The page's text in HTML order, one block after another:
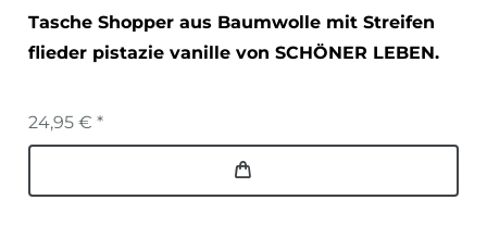
Tasche Shopper aus Baumwolle mit Streifen
flieder pistazie vanille von SCHÖNER LEBEN.
24,95 € *